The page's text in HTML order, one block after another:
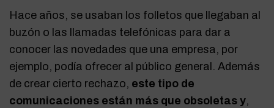
Hace años, se usaban los folletos que llegaban al
buzón o las llamadas telefónicas para dar a
conocer las novedades que una empresa, por
ejemplo, podía ofrecer al público general. Además
de crear cierto rechazo, este tipo de
comunicaciones están más que obsoletas y,